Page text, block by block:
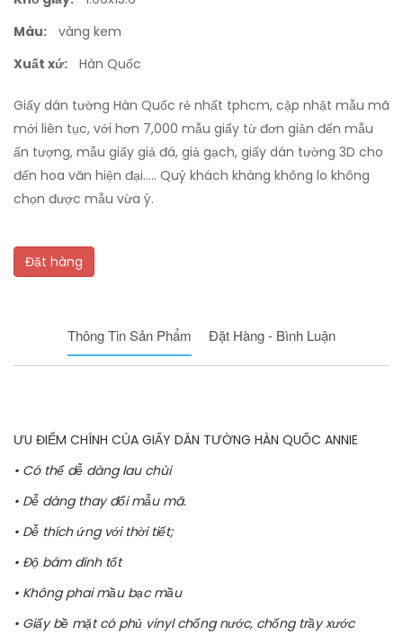
Màu:
vàng kem
Xuất xứ:
Hàn Quốc
Giấy dán tường Hàn Quốc rẻ nhất tphcm, cập nhật mẫu mã
mới liên tục, với hơn 7,000 mẫu giấy từ đơn giản đến mẫu
ấn tượng, mẫu giấy giả đá, giả gạch, giấy dán tường 3D cho
đến hoa văn hiện đại..... Quý khách khàng không lo không
chọn được mẫu vừa ý.
Đặt hàng
Thông Tin Sản Phẩm Đặt Hàng - Bình Luận
ƯU ĐIỂM CHÍNH CỦA GIẤY DÁN TƯỜNG HÀN QUỐC ANNIE
• Có thể dễ dàng lau chùi
• Dễ dàng thay đổi mẫu mã.
• Dễ thích ứng với thời tiết;
• Độ bám dính tốt
• Không phai mầu bạc mầu
• Giấy bề mặt có phủ vinyl chống nước, chống trầy xước